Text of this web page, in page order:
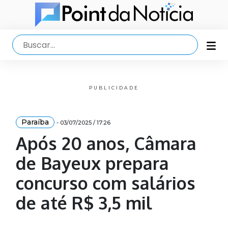
PUBLICIDADE
Paraíba - 03/07/2025 / 17:26
Após 20 anos, Câmara
de Bayeux prepara
concurso com salários
de até R$ 3,5 mil